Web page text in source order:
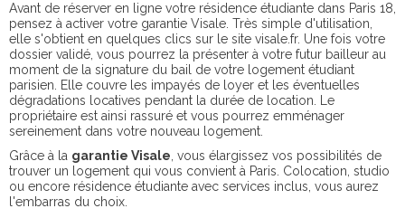
Avant de réserver en ligne votre résidence étudiante dans Paris 18,
pensez à activer votre garantie Visale. Très simple d'utilisation,
elle s'obtient en quelques clics sur le site visale.fr. Une fois votre
dossier validé, vous pourrez la présenter à votre futur bailleur au
moment de la signature du bail de votre logement étudiant
parisien. Elle couvre les impayés de loyer et les éventuelles
dégradations locatives pendant la durée de location. Le
propriétaire est ainsi rassuré et vous pourrez emménager
sereinement dans votre nouveau logement.
Grâce à la garantie Visale , vous élargissez vos possibilités de
trouver un logement qui vous convient à Paris. Colocation, studio
ou encore résidence étudiante avec services inclus, vous aurez
l'embarras du choix.